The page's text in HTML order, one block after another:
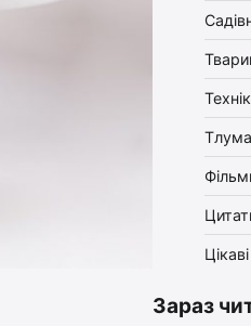
Зараз